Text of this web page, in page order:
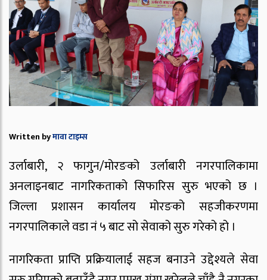
Written byमावा टाइम्स
उर्लाबारी, २ फागुन/मोरङको उर्लाबारी नगरपालिकामा
अनलाइनबाट नागरिकताको सिफारिस सुरु भएको छ ।
जिल्ला प्रशासन कार्यालय मोरङको सहजीकरणमा
नगरपालिकाले वडा नं ५ बाट सो सेवाको सुरु गरेको हो ।
नागरिकता प्राप्ति प्रक्रियालाई सहज बनाउने उद्देश्यले सेवा